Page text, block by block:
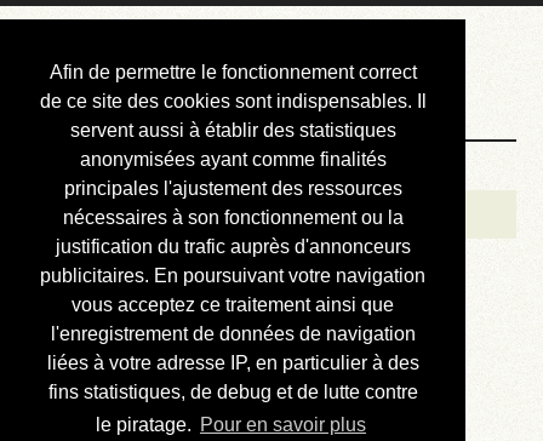
Afin de permettre le fonctionnement correct
de ce site des cookies sont indispensables. Il
servent aussi à établir des statistiques
anonymisées ayant comme finalités
principales l'ajustement des ressources
nécessaires à son fonctionnement ou la
justification du trafic auprès d'annonceurs
publicitaires. En poursuivant votre navigation
vous acceptez ce traitement ainsi que
l'enregistrement de données de navigation
liées à votre adresse IP, en particulier à des
fins statistiques, de debug et de lutte contre
le piratage. Pour en savoir plus
Courbis, « LE »
Blog Officiel
Bienvenue
Réalisations
Divers (et d’été)
Annonces
Liens externes
Téléchargement